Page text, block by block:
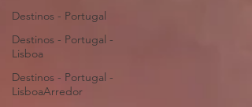
Destinos - Portugal
Destinos - Portugal -
Lisboa
Destinos - Portugal -
LisboaArredor